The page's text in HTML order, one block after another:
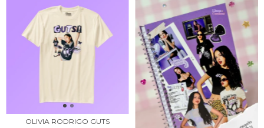
OLIVIA RODRIGO GUTS